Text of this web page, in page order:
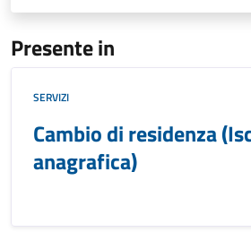
Presente in
SERVIZI
Cambio di residenza
anagrafica)